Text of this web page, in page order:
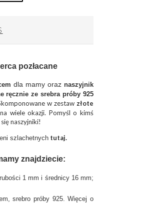
pozłacane
dla mamy oraz naszyjnik
ręcznie zesrebra próby 925
w zestaw złote
wiele okazji. Pomyśl o kimś
naszyjniki!
szlachetnych tutaj.
znajdziecie:
1 mm i średnicy 16 mm;
srebro próby 925. Więcej o